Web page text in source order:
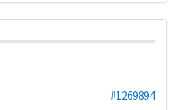
#1269894